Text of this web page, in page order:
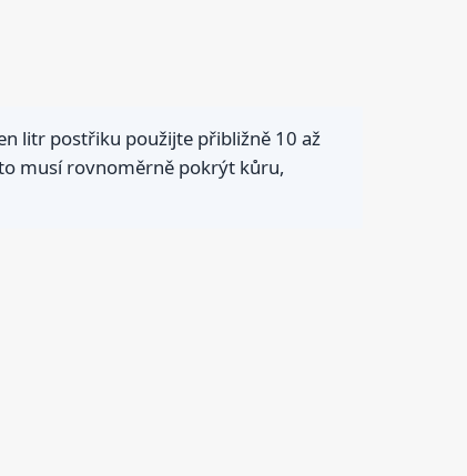
litr postřiku použijte přibližně 10 až
musí rovnoměrně pokrýt kůru,